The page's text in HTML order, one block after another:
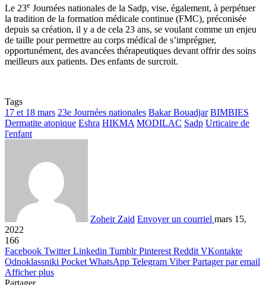
Le 23e Journées nationales de la Sadp, vise, également, à perpétuer
la tradition de la formation médicale continue (FMC), préconisée
depuis sa création, il y a de cela 23 ans, se voulant comme un enjeu
de taille pour permettre au corps médical de s’imprégner,
opportunément, des avancées thérapeutiques devant offrir des soins
meilleurs aux patients. Des enfants de surcroit.
Tags
17 et 18 mars 23e Journées nationales Bakar Bouadjar BIMBIES
Dermatite atopique Eshra HIKMA MODILAC Sadp Urticaire de
l'enfant
Zoheir Zaid Envoyer un courriel mars 15,
2022
166
Facebook Twitter Linkedin Tumblr Pinterest Reddit VKontakte
Odnoklassniki Pocket WhatsApp Telegram Viber Partager par email
Afficher plus